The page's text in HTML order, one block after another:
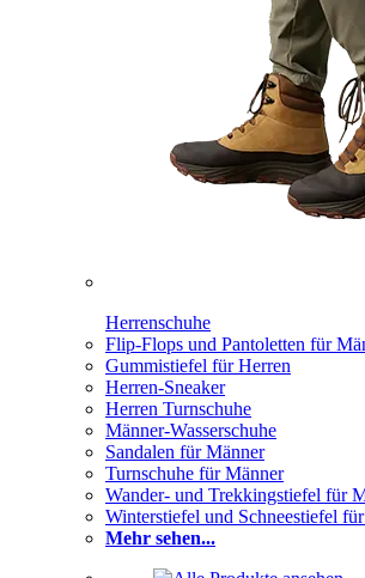
Herrenschuhe
Flip-Flops und Pantoletten für
Gummistiefel für Herren
Herren-Sneaker
Herren Turnschuhe
Männer-Wasserschuhe
Sandalen für Männer
Turnschuhe für Männer
Wander- und Trekkingstiefel für
Winterstiefel und Schneestiefel
Mehr sehen...